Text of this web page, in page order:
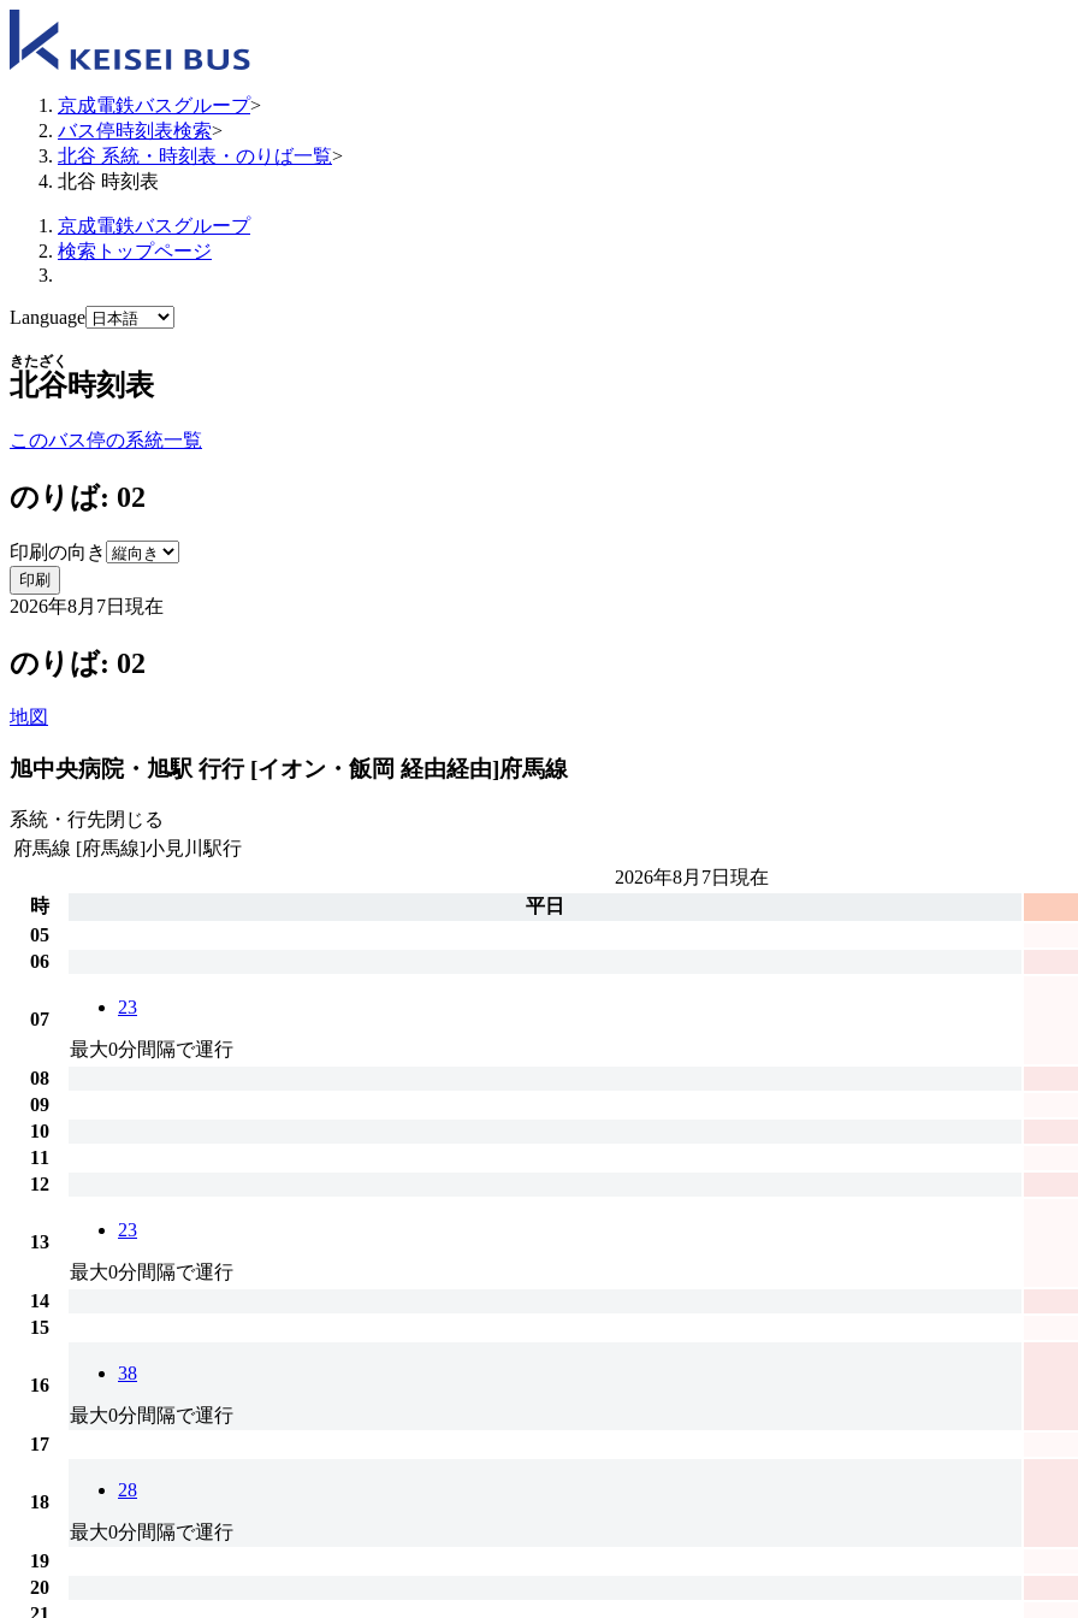
京成電鉄バスグループ>
バス停時刻表検索>
北谷 系統・時刻表・のりば一覧>
北谷 時刻表
京成電鉄バスグループ
検索トップページ
Language
北谷
きたざく
時刻表
このバス停の系統一覧
のりば: 02
印刷の向き
印刷
2026年8月7日 現在
のりば: 02
地図
旭中央病院・旭駅 行行 [イオン・飯岡 経由経由]府馬線
系統・行先閉じる
府馬線 [府馬線]小見川駅行
2026年8月7日 現在
時
平日
05
06
07
23
最大0分間隔で運行
08
09
10
11
12
13
23
最大0分間隔で運行
14
15
16
38
最大0分間隔で運行
17
18
28
最大0分間隔で運行
19
20
21